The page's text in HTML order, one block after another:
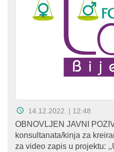
14.12.2022. | 12:48
OBNOVLJEN JAVNI
konsultanata/kinja za
za video zapis u projektu: